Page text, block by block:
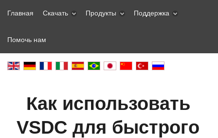
Главная Скачать Продукты Поддержка
Помочь нам
Как использовать
VSDC для быстрого